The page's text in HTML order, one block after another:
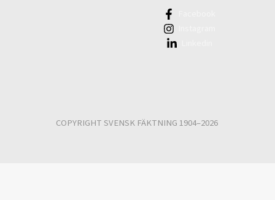
COPYRIGHT SVENSK FÄKTNING 1904–2026